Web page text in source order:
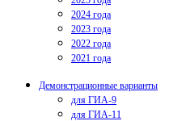
2024 года
2023 года
2022 года
2021 года
Демонстрационные варианты
для ГИА-9
для ГИА-11